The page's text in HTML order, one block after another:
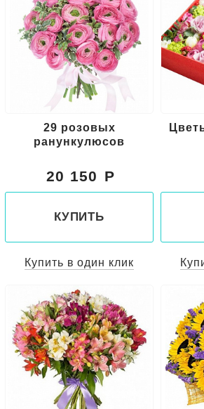
29 розовых
ранункулюсов
20 150
КУПИТЬ
Купить в один клик